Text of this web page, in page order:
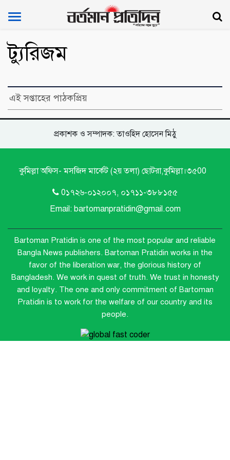
Bartoman Protidin
ট্যুরিজম
এই সপ্তাহের পাঠকপ্রিয়
প্রকাশক ও সম্পাদক: তাওহিদ হোসেন মিঠু
কুমিল্লা অফিস- মসজিদ মার্কেট (২য় তলা) ছোটরা,কুমিল্লা।৩৫00
0১৭২৬-০১২০০৭, ০১৭১১-৩৮৮১৫৫
Email: bartomanpratidin@gmail.com
Bartoman Pratidin is one of the most popular and reliable
Bangla News publishers. Bartoman Pratidin works in the
favor of the liberation war, the glorious history of
Bangladesh. We work in quest of truth. We trust in honesty
and loyalty. The one and only commitment of Bartoman
Pratidin is to work for the welfare of our country and its
people.